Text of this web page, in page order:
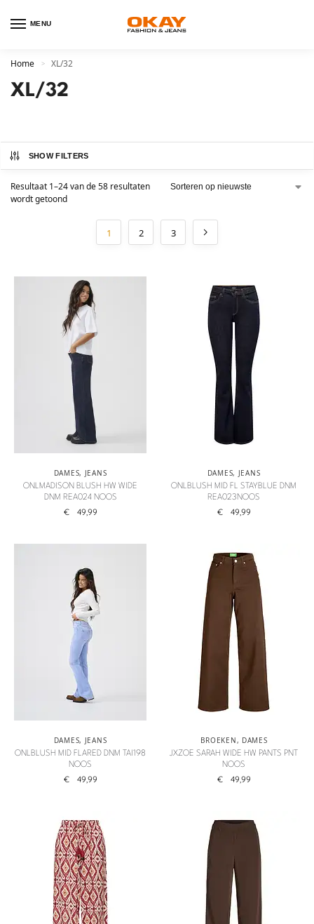
MENU
Home > XL/32
XL/32
SHOW FILTERS
Resultaat 1–24 van de 58 resultaten
wordt getoond
1 2 3
DAMES, JEANS
ONLMADISON BLUSH HW WIDE
DNM REA024 NOOS
€ 49,99
DAMES, JEANS
ONLBLUSH MID FL STAYBLUE DNM
REA023NOOS
€ 49,99
DAMES, JEANS
ONLBLUSH MID FLARED DNM TAI198
NOOS
€ 49,99
BROEKEN, DAMES
JXZOE SARAH WIDE HW PANTS PNT
NOOS
€ 49,99